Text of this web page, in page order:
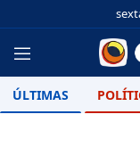
ÚLTIMAS